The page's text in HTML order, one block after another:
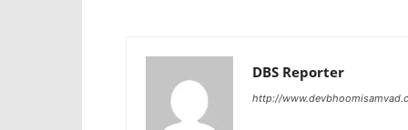
DBS Reporter
http://